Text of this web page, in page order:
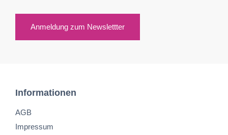
Anmeldung zum Newslettter
Informationen
AGB
Impressum